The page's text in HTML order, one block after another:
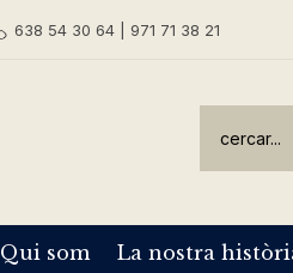
638 54 30 64 | 971 71 38 21
Qui som La nostra